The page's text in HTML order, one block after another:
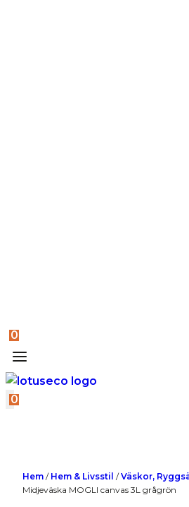
0
0
Hem / Hem & Livsstil /Väskor,
Midjeväska MOGLI canvas 3L grågrön